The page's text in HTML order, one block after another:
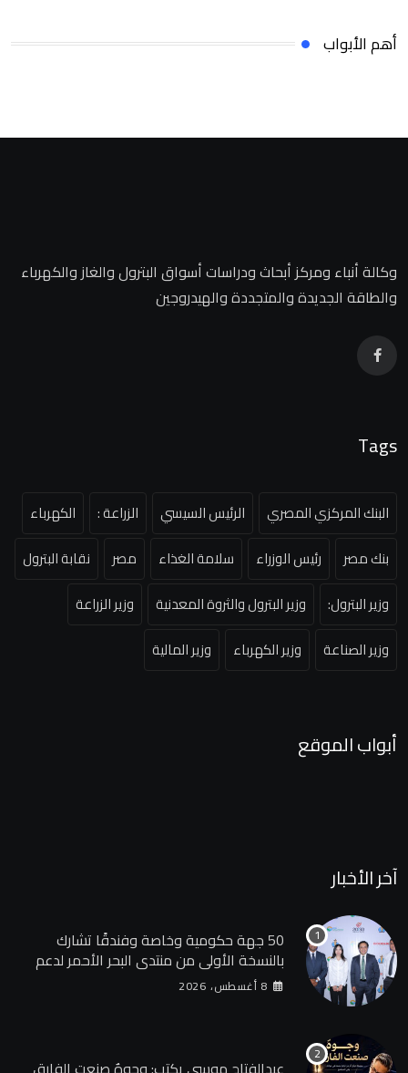
أهم الأبواب
وكالة أنباء ومركز أبحاث ودراسات أسواق البترول والغاز والكهرباء
والطاقة الجديدة والمتجددة والهيدروجين
Tags
البنك المركزي المصري الرئيس السيسي الزراعة :
الكهرباء
بنك مصر
رئيس الوزراء سلامة الغذاء مصر
نقابة البترول
وزير البترول:
وزير البترول والثروة المعدنية
وزير الزراعة
وزير الصناعة
وزير الكهرباء وزير المالية
أبواب الموقع
آخر الأخبار
50 جهة حكومية وخاصة وفندقًا تشارك
بالنسخة الأولى من منتدى البحر الأحمر لدعم
الطاقة النظيفة والسياحة المستدامة
8 أغسطس، 2026